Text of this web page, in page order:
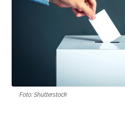
Foto: Shutterstock